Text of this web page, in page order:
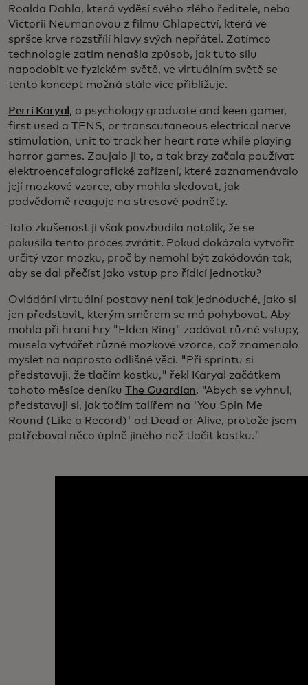
Roalda Dahla, která vyděsí svého zlého ředitele, nebo
Victorii Neumanovou z filmu Chlapectví, která ve
spršce krve rozstřílí hlavy svých nepřátel. Zatímco
technologie zatím nenašla způsob, jak tuto sílu
napodobit ve fyzickém světě, ve virtuálním světě se
tento koncept možná stále více přibližuje.
Perri Karyal , a psychology graduate and keen gamer,
first used a TENS, or transcutaneous electrical nerve
stimulation, unit to track her heart rate while playing
horror games. Zaujalo ji to, a tak brzy začala používat
elektroencefalografické zařízení, které zaznamenávalo
její mozkové vzorce, aby mohla sledovat, jak
podvědomě reaguje na stresové podněty.
Tato zkušenost ji však povzbudila natolik, že se
pokusila tento proces zvrátit. Pokud dokázala vytvořit
určitý vzor mozku, proč by nemohl být zakódován tak,
aby se dal přečíst jako vstup pro řídicí jednotku?
Ovládání virtuální postavy není tak jednoduché, jako si
jen představit, kterým směrem se má pohybovat. Aby
mohla při hraní hry "Elden Ring" zadávat různé vstupy,
musela vytvářet různé mozkové vzorce, což znamenalo
myslet na naprosto odlišné věci. "Při sprintu si
představuji, že tlačím kostku," řekl Karyal začátkem
tohoto měsíce deníku The Guardian. "Abych se vyhnul,
představuji si, jak točím talířem na 'You Spin Me
Round (Like a Record)' od Dead or Alive, protože jsem
potřeboval něco úplně jiného než tlačit kostku."